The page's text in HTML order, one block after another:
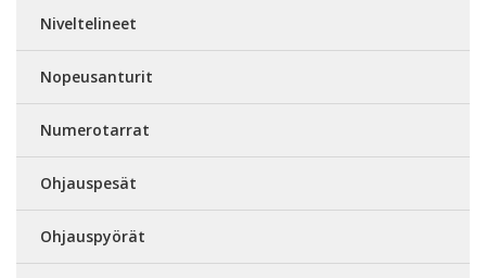
Niveltelineet
Nopeusanturit
Numerotarrat
Ohjauspesät
Ohjauspyörät